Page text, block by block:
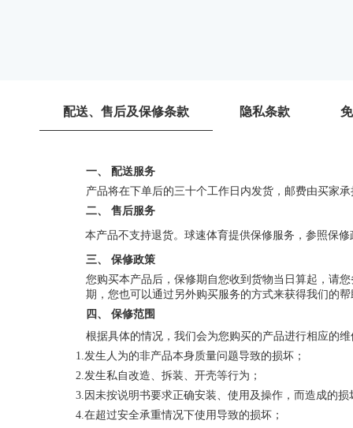
配送、售后及保修条款 隐私条款
一、 配送服务
产品将在下单后的三十个工作日内发货，邮费由买家承
二、 售后服务
本产品不支持退货。球速体育提供保修服务，参照保修
三、 保修政策
您购买本产品后，保修期自您收到货物当日算起，请
期，您也可以通过另外购买服务的方式来获得我们的帮
四、 保修范围
根据具体的情况，我们会为您购买的产品进行相应的
1.发生人为的非产品本身质量问题导致的损坏；
2.发生私自改造、拆装、开壳等行为；
3.因未按说明书要求正确安装、使用及操作，而造成的损
4.在超过安全承重情况下使用导致的损坏；